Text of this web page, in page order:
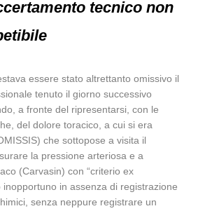
tecnico non
essere stato altrettanto omissivo il
tenuto il giorno successivo
a fronte del ripresentarsi, con le
del dolore toracico, a cui si era
che sottopose a visita il
la pressione arteriosa e a
(Carvasin) con “criterio ex
inopportuno in assenza di registrazione
senza neppure registrare un